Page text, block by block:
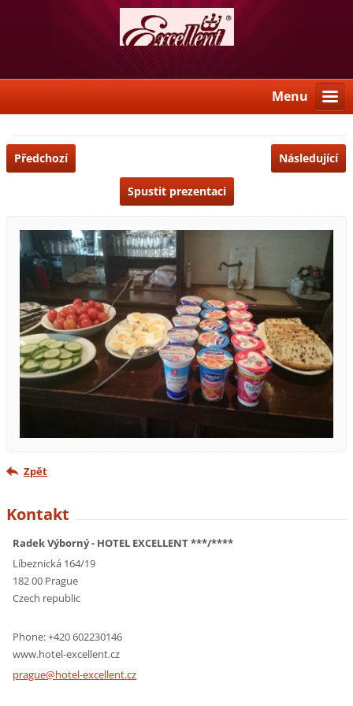
Menu
Předchozí Následující
Spustit prezentaci
Zpět
Kontakt
Radek Výborný - HOTEL EXCELLENT ***/****
Líbeznická 164/19
182 00 Prague
Czech republic
Phone: +420 602230146
www.hotel-excellent.cz
prague@hotel-excellent.cz